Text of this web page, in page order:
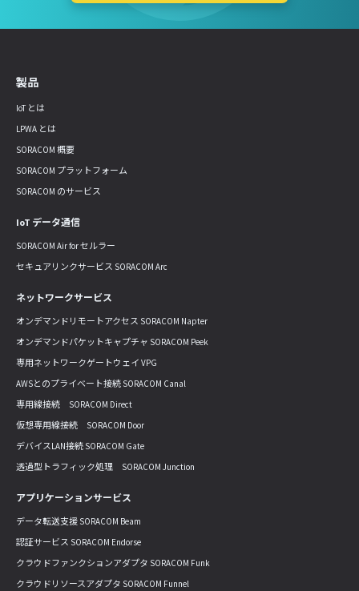
製品
IoT とは
LPWA とは
SORACOM 概要
SORACOM プラットフォーム
SORACOM のサービス
IoT データ通信
SORACOM Air for セルラー
セキュアリンクサービス SORACOM Arc
ネットワークサービス
オンデマンドリモートアクセス SORACOM Napter
オンデマンドパケットキャプチャ SORACOM Peek
専用ネットワークゲートウェイ VPG
AWSとのプライベート接続 SORACOM Canal
専用線接続 SORACOM Direct
仮想専用線接続 SORACOM Door
デバイスLAN接続 SORACOM Gate
透過型トラフィック処理 SORACOM Junction
アプリケーションサービス
データ転送支援 SORACOM Beam
認証サービス SORACOM Endorse
クラウドファンクションアダプタ SORACOM Funk
クラウドリソースアダプタ SORACOM Funnel